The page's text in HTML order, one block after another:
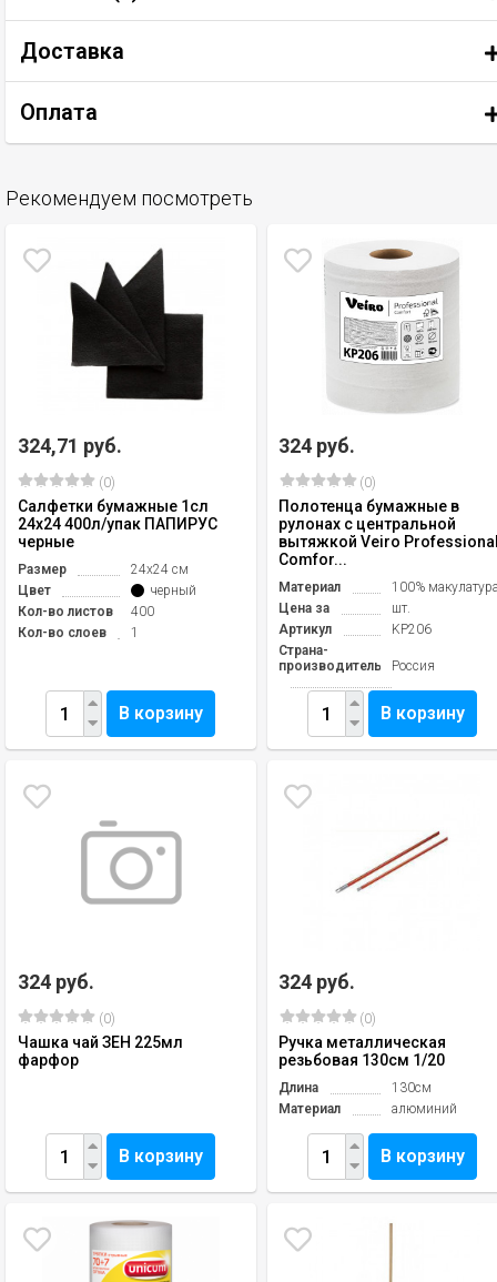
Доставка
Оплата
Рекомендуем посмотреть
324,71 руб.
(0)
Салфетки бумажные 1сл
24х24 400л/упак ПАПИРУС
черные
Размер
24х24 см
Цвет
черный
Кол-во листов
400
Кол-во слоев
1
В корзину
324 руб.
(0)
Полотенца бумажные в
рулонах с центральной
вытяжкой Veiro
Comfor...
Материал
100%
Цена за
шт.
Артикул
KP206
Страна-
производитель
Россия
В корзину
324 руб.
(0)
Чашка чай ЗЕН 225мл
фарфор
В корзину
324 руб.
(0)
Ручка металлическая
резьбовая 130см 1/20
Длина
130см
Материал
алюминий
В корзину